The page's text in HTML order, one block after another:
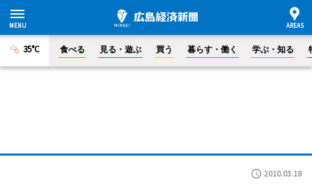
35°C 食べる 見る・遊ぶ 買う 暮らす・働く 学ぶ・知る
2010.03.18